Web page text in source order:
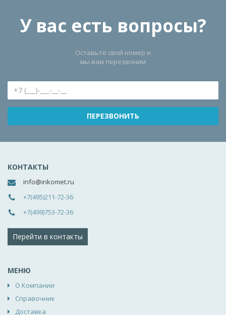
У вас есть вопросы?
Оставьте свой номер и
мы вам перезвоним
КОНТАКТЫ
info@inkomet.ru
+7(495)211-72-36
+7(499)753-72-36
Перейти в контакты
МЕНЮ
О Компании
Справочник
Доставка